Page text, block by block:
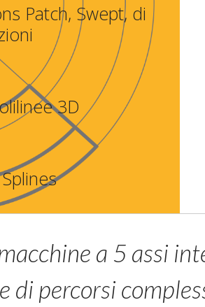
Patch, Swept, di
3D
a 5 assi
di percorsi